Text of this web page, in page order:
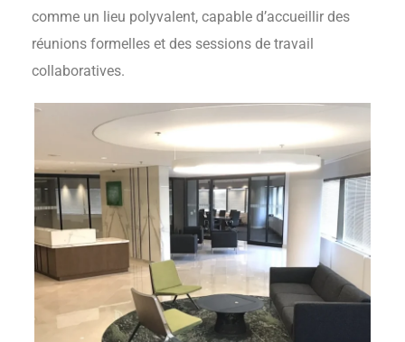
comme un lieu polyvalent, capable d’accueillir des
réunions formelles et des sessions de travail
collaboratives.
Réception